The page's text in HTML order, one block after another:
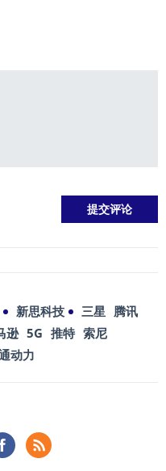
新思科技 三星 腾讯
逊 5G 推特 索尼
动力